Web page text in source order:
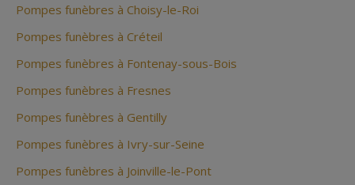
Pompes funèbres à Choisy-le-Roi
Pompes funèbres à Créteil
Pompes funèbres à Fontenay-sous-Bois
Pompes funèbres à Fresnes
Pompes funèbres à Gentilly
Pompes funèbres à Ivry-sur-Seine
Pompes funèbres à Joinville-le-Pont